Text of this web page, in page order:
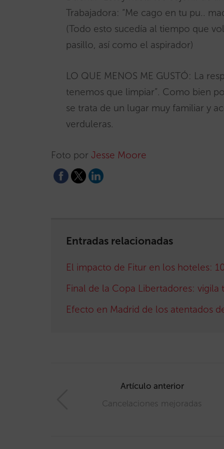
Trabajadora: “Me cago en tu pu..
(Todo esto sucedía al tiempo que
pasillo, así como el aspirador)
LO QUE MENOS ME GUSTÓ: La
tenemos que limpiar”. Como bien
se trata de un lugar muy familiar y
verduleras.
Foto por Jesse Moore
Entradas relacionadas
El impacto de Fitur en los hoteles:
Final de la Copa Libertadores: vigila
Efecto en Madrid de los atentados
Artículo anterior
Cancelaciones mejoradas